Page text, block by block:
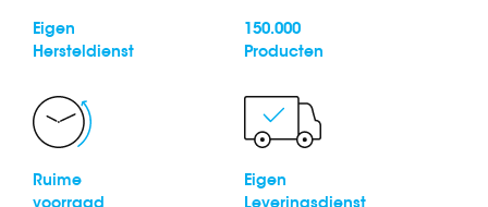
Eigen
Hersteldienst
150.000
Producten
Ruime
voorraad
Eigen
Leveringsdienst